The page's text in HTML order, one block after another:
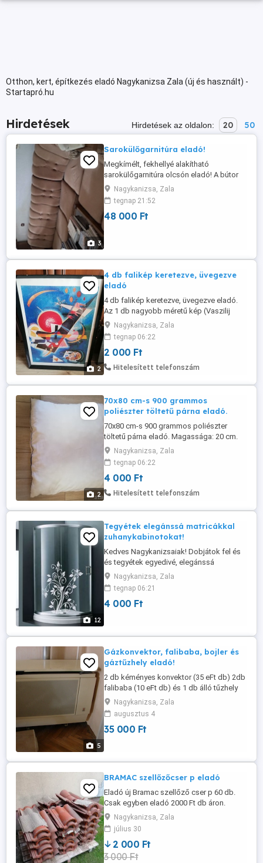
Otthon, kert, építkezés eladó Nagykanizsa Zala (új és használt) -
Startapró.hu
Hirdetések Hirdetések az oldalon: 20 50
3
Sarokülőgarnitúra eladó!
Megkímélt, fekhellyé alakítható
sarokülőgarnitúra olcsón eladó! A bútor
barna színű plüss huzattal fa karfával
készült. Tartozik hozzá egy fotel és egy
ülőke(puff) is. Kényelmes elegáns darab,
nappaliban érvényesül igazán.
Nagykanizsa, Zala
tegnap 21:52
48 000 Ft
2
4 db falikép keretezve, üvegezve
eladó
4 db falikép keretezve, üvegezve eladó.
Az 1 db nagyobb méretű kép (Vaszilij
Kandinszkij: Kékben 1925 - Minőségi
reprint nyomat, 180 gr-os papíron. )
mérete: 60x83 cm. Ára: 8000 Ft db. A 3 db
kisebb méretű kép mérete: 52x42 cm. Ára:
2000 Ft db. Átvehető Nagykanizsán, nem
Nagykanizsa, Zala
tegnap 06:22
2 000 Ft
Hitelesített telefonszám
2
70x80 cm-s 900 grammos
poliészter töltetű párna eladó.
70x80 cm-s 900 grammos poliészter
töltetű párna eladó. Magassága: 20 cm.
Szegély: szín: Kék, Anyag: 100%
poliészter, Alak: Fedett szegőzsinór
Nagyon puha, kényelmes az alvás rajta. Ár:
4000 Ft. Átvehető Nagykanizsán, nem
postázom.
Nagykanizsa, Zala
tegnap 06:22
4 000 Ft
Hitelesített telefonszám
12
Tegyétek elegánssá matricákkal
zuhanykabinotokat!
Kedves Nagykanizsaiak! Dobjátok fel és
és tegyétek egyedivé, elegánssá
öntapadós matricákkal
zuhanykabinotokat! Matrica mérete:
megbeszélés alapján Matrica ára:
megegyezés szerint Anyaga: öntapadós
de akár más elképzelést, ...
Nagykanizsa, Zala
tegnap 06:21
4 000 Ft
5
Gázkonvektor, falibaba, bojler és
gáztűzhely eladó!
2 db kéményes konvektor (35 eFt db) 2db
falibaba (10 eFt db) és 1 db álló tűzhely
elektromos sütővel, gázzal működő
főzőlappal (újszerű állapotú) (35 eFt
)eladó! Tel: 06302627496
Nagykanizsa, Zala
augusztus 4
35 000 Ft
BRAMAC szellőzőcser p eladó
Eladó új Bramac szellőző cser p 60 db.
Csak egyben eladó 2000 Ft db áron.
Kérem csak komoly érdeklődők
keressenek. Zala megyében,Lenti
környékén található. Tél:0620 220-6845
Nagykanizsa, Zala
július 30
2 000 Ft
3 000 Ft